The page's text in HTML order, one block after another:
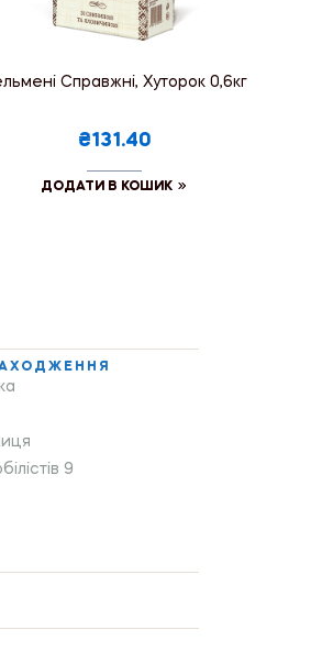
Справжні, Хуторок 0,6кг
₴131.40
ДОДАТИ В КОШИК
9